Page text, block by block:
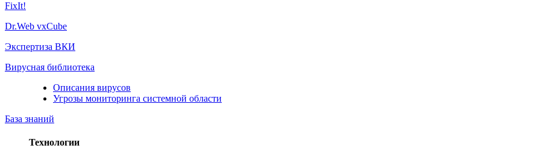
FixIt!
Dr.Web vxCube
Экспертиза ВКИ
Вирусная библиотека
Описания вирусов
Угрозы мониторинга системной области
База знаний
Технологии